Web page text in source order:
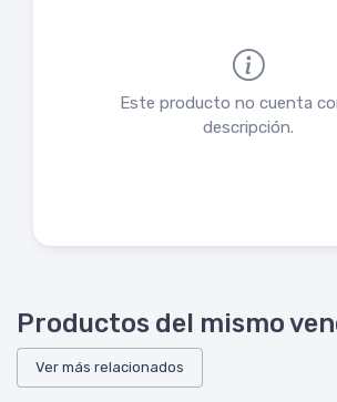
Este producto no cuenta
descripción.
Productos del mismo
Ver más relacionados